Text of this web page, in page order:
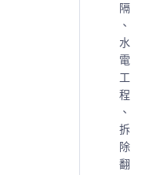
隔
、
水
電
工
程
、
拆
除
翻